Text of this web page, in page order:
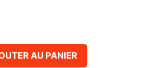
AU PANIER